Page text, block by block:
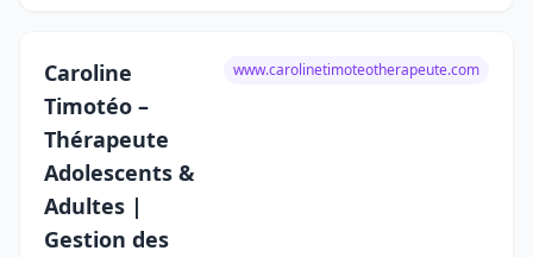
Caroline
Timotéo –
Thérapeute
Adolescents &
Adultes |
Gestion des
www.carolinetimoteotherapeute.com